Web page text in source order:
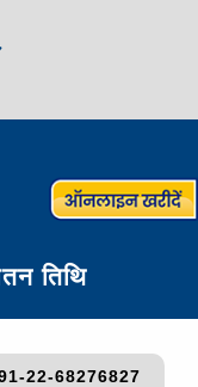
तिथि
22-68276827